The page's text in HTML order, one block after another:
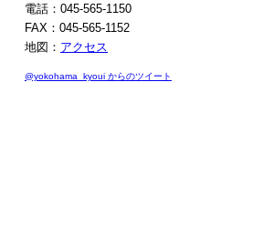
電話：045-565-1150
FAX：045-565-1152
地図： アクセス
@yokohama_kyoui からのツイート